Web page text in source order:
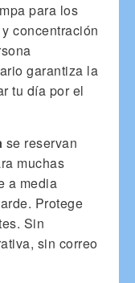
para los
concentración
garantiza la
tu día por el
se reservan
muchas
a media
Protege
Sin
sin correo